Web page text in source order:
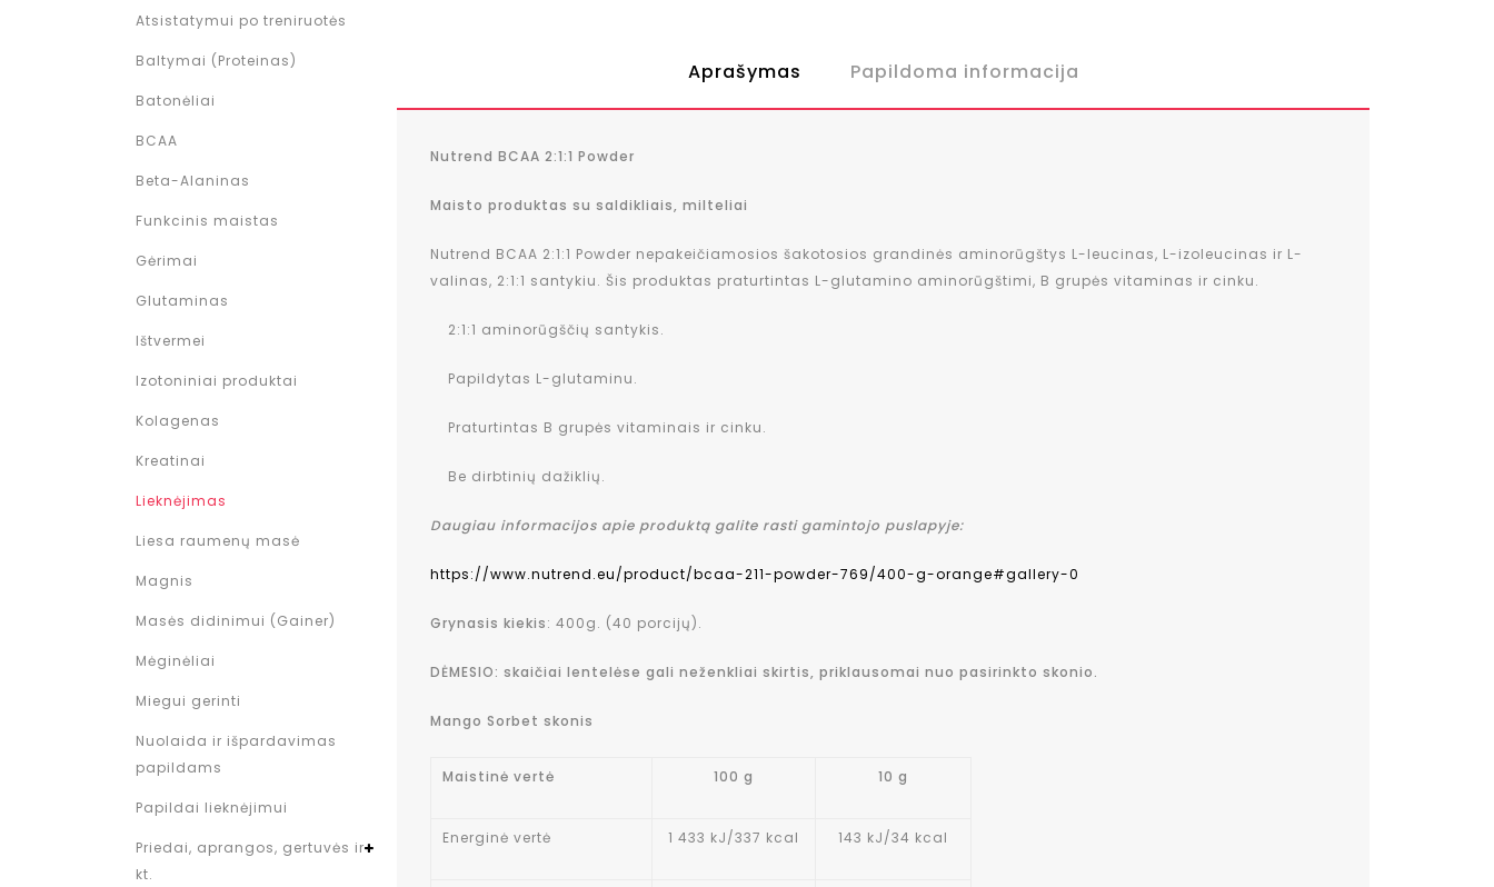
Aprašymas Papildoma informacija
Nutrend BCAA 2:1:1 Powder
Maisto produktas su saldikliais, milteliai
Nutrend BCAA 2:1:1 Powder nepakeičiamosios šakotosios grandinės aminorūgštys L-leucinas, L-izoleucinas ir L-
valinas, 2:1:1 santykiu. Šis produktas praturtintas L-glutamino aminorūgštimi, B grupės vitaminas ir cinku.
2:1:1 aminorūgščių santykis.
Papildytas L-glutaminu.
Praturtintas B grupės vitaminais ir cinku.
Be dirbtinių dažiklių.
Daugiau informacijos apie produktą galite rasti gamintojo puslapyje:
https://www.nutrend.eu/product/bcaa-211-powder-769/400-g-orange#gallery-0
Grynasis kiekis: 400g. (40 porcijų).
DĖMESIO: skaičiai lentelėse gali neženkliai skirtis, priklausomai nuo pasirinkto skonio.
Mango Sorbet skonis
Maistinė vertė 100 g 10 g
Energinė vertė 1 433 kJ/337 kcal 143 kJ/34 kcal
Atsistatymui po treniruotės
Baltymai (Proteinas)
Batonėliai
BCAA
Beta-Alaninas
Funkcinis maistas
Gėrimai
Glutaminas
Ištvermei
Izotoniniai produktai
Kolagenas
Kreatinai
Lieknėjimas
Liesa raumenų masė
Magnis
Masės didinimui (Gainer)
Mėginėliai
Miegui gerinti
Nuolaida ir išpardavimas
papildams
Papildai lieknėjimui
Priedai, aprangos, gertuvės ir
kt.